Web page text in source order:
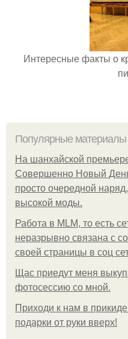
Интересные факты о
Популярные материалы
На шанхайской
Совершенно Новый
просто очередной
высокой моды.
Работа в MLM, то есть
неразрывно связана с
своей страницы в соц
Щас приедут меня
фотосессию со мной.
Приходи к нам в
подарки от руки вверх!